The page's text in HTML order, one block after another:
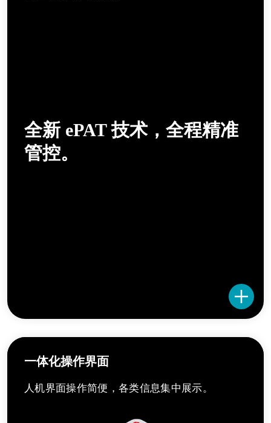
全新 ePAT 技术，全程精准
管控。
一体化操作界面
人机界面操作简便，各类信息集中展示。